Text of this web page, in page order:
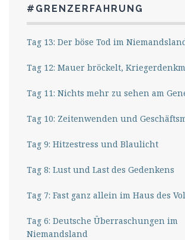
#GRENZERFAHRUNG
Tag 13: Der böse Tod im
Tag 12: Mauer bröckelt,
Tag 11: Nichts mehr zu sehen am
Tag 10: Zeitenwenden und
Tag 9: Hitzestress und Blaulicht
Tag 8: Lust und Last des Gedenkens
Tag 7: Fast ganz allein im Haus des
Tag 6: Deutsche Überraschungen im
Niemandsland